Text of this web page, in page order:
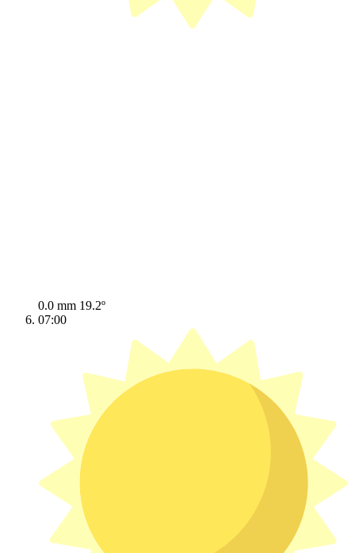
0.0 mm 19.2º
07:00